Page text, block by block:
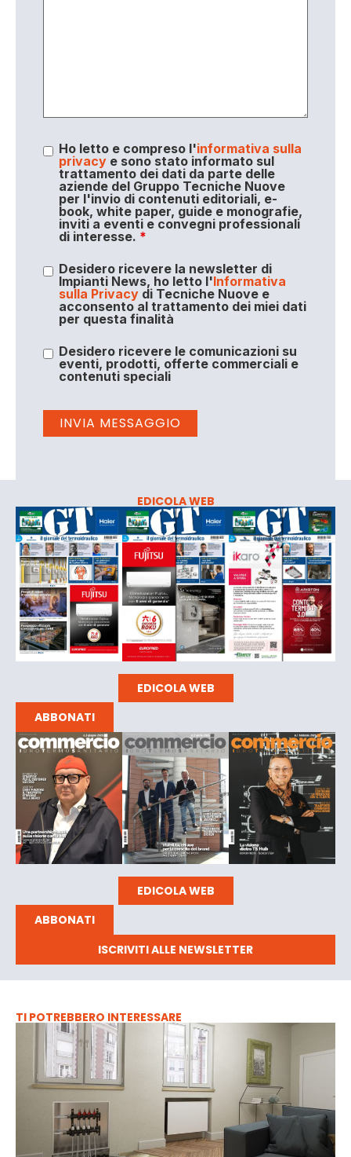
Ho letto e compreso l'informativa sulla
privacye sono stato informato sul
trattamento dei dati da parte delle
aziende del Gruppo Tecniche Nuove
per l'invio di contenuti editoriali, e-
book, white paper, guide e monografie,
inviti a eventi e convegni professionali
di interesse. *
Desidero ricevere la newsletter di
Impianti News, ho letto l'Informativa
sulla Privacydi Tecniche Nuove e
acconsento al trattamento dei miei dati
per questa finalità
Desidero ricevere le comunicazioni su
eventi, prodotti, offerte commerciali e
contenuti speciali
EDICOLA WEB
EDICOLA WEB
ABBONATI
EDICOLA WEB
ABBONATI
ISCRIVITI ALLE NEWSLETTER
TI POTREBBERO INTERESSARE